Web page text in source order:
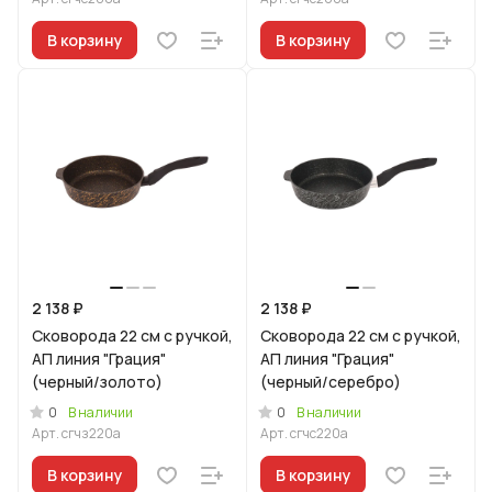
В корзину В корзину
2 138 ₽
Сковорода 22 см с ручкой,
АП линия "Грация"
(черный/золото)
0
В наличии
Арт.сгчз220а
В корзину
2 138 ₽
Сковорода 22 см с ручкой,
АП линия "Грация"
(черный/серебро)
0
В наличии
Арт.сгчс220а
В корзину